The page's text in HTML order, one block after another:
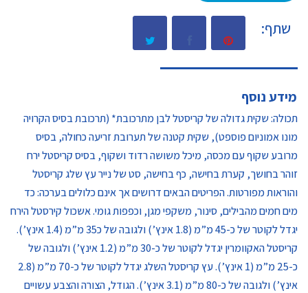
שתף:
מידע נוסף
תכולה: שקית גדולה של קריסטל לבן מתרכובת* (תרכובת בסיס הקרויה
מונו אמוניום פוספט), שקית קטנה של תערובת זריעה כחולה, בסיס
מרובע שקוף עם מכסה, מיכל משושה רדוד ושקוף, בסיס קריסטל ירח
זוהר בחושך, קערת בחישה, כף בחישה, סט של נייר עץ שלג קריסטל
והוראות מפורטות. הפריטים הבאים דרושים אך אינם כלולים בערכה: כד
מים חמים מהבילים, סינור, משקפי מגן, וכפפות גומי. אשכול קירסטל הירח
יגדל לקוטר של כ-45 מ”מ (1.8 אינץ’) ולגובה של כ35 מ”מ (1.4 אינץ’).
קריסטל האקוומרין יגדל לקוטר של כ-30 מ”מ (1.2 אינץ’) ולגובה של
כ-25 מ”מ (1 אינץ’). עץ קריסטל השלג יגדל לקוטר של כ-70 מ”מ (2.8
אינץ’) ולגובה של כ-80 מ”מ (3.1 אינץ’). הגודל, הצורה והצבע עשויים